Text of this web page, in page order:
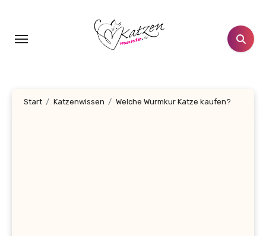
springen
Start Katzenwissen Welche Wurmkur Katze kaufen?